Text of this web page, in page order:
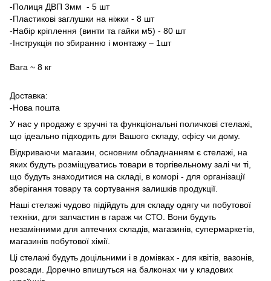
-Полиця ДВП 3мм - 5 шт
-Пластикові заглушки на ніжки - 8 шт
-Набір кріплення (винти та гайки м5) - 80 шт
-Інструкція по збиранню і монтажу – 1шт
Вага ~ 8 кг
Доставка:
-Нова пошта
У нас у продажу є зручні та функціональні поличкові стелажі,
що ідеально підходять для Вашого складу, офісу чи дому.
Відкриваючи магазин, основним обладнанням є стелажі, на
яких будуть розміщуватись товари в торгівельному залі чи ті,
що будуть знаходитися на складі, в коморі - для організації
зберігання товару та сортування залишків продукції.
Наші стелажі чудово підійдуть для складу одягу чи побутової
техніки, для запчастин в гараж чи СТО. Вони будуть
незамінними для аптечних складів, магазинів, супермаркетів,
магазинів побутової хімії.
Ці стелажі будуть доцільними і в домівках - для квітів, вазонів,
розсади. Доречно впишуться на балконах чи у кладових